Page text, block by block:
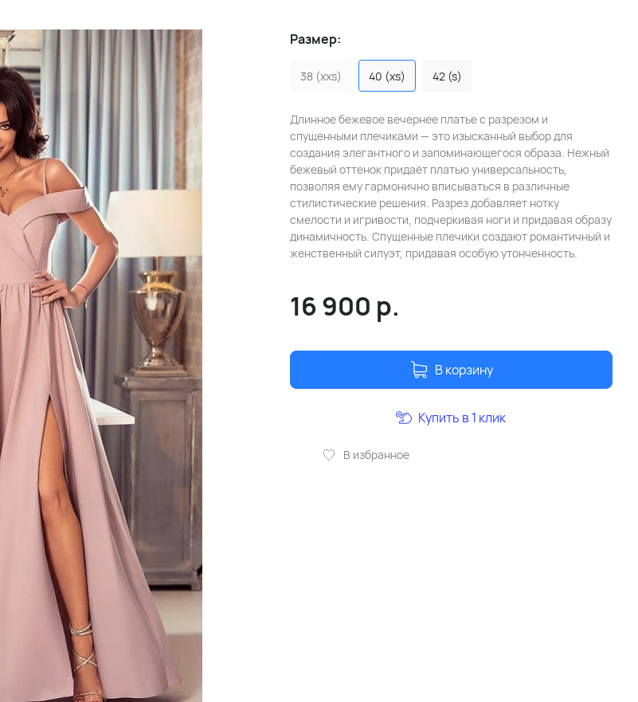
Размер:
38 (xxs) 40 (xs) 42 (s)
Длинное бежевое вечернее платье с разрезом и
спущенными плечиками — это изысканный выбор для
создания элегантного и запоминающегося образа. Нежный
бежевый оттенок придаёт платью универсальность,
позволяя ему гармонично вписываться в различные
стилистические решения. Разрез добавляет нотку
смелости и игривости, подчеркивая ноги и придавая образу
динамичность. Спущенные плечики создают романтичный и
женственный силуэт, придавая особую утонченность.
16 900 р.
В корзину
В избранное
Купить в 1 клик